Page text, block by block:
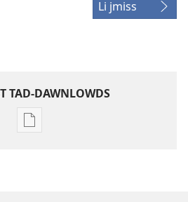
Li jmiss
TAD-DAWNLOWDS
Għażliet